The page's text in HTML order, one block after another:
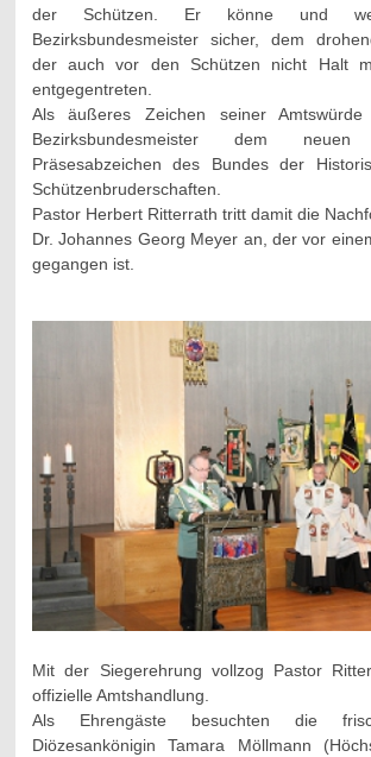
der Schützen. Er könne und
Bezirksbundesmeister sicher, dem
der auch vor den Schützen nicht Halt
entgegentreten.
Als äußeres Zeichen seiner
Bezirksbundesmeister dem
Präsesabzeichen des Bundes der
Schützenbruderschaften.
Pastor Herbert Ritterrath tritt damit die
Dr. Johannes Georg Meyer an, der vor
gegangen ist.
Mit der Siegerehrung vollzog Pastor
offizielle Amtshandlung.
Als Ehrengäste besuchten die
Diözesankönigin Tamara Möllmann